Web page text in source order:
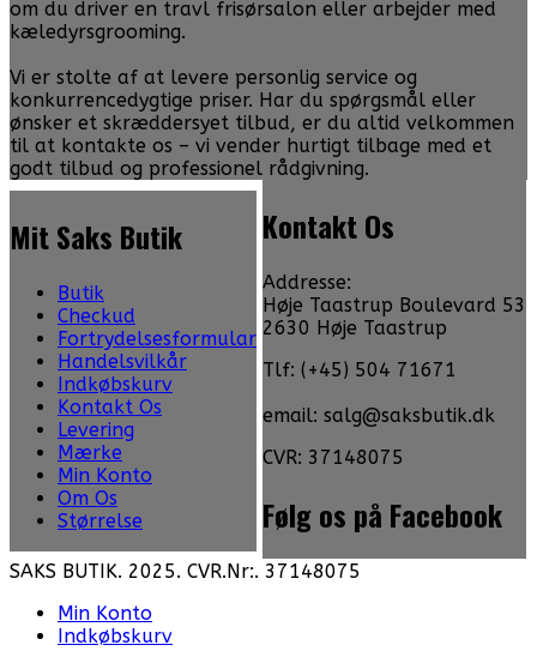
om du driver en travl frisørsalon eller arbejder med
kæledyrsgrooming.
Vi er stolte af at levere personlig service og
konkurrencedygtige priser. Har du spørgsmål eller
ønsker et skræddersyet tilbud, er du altid velkommen
til at kontakte os – vi vender hurtigt tilbage med et
godt tilbud og professionel rådgivning.
Mit Saks Butik
Butik
Checkud
Fortrydelsesformular
Handelsvilkår
Indkøbskurv
Kontakt Os
Levering
Mærke
Min Konto
Om Os
Størrelse
Kontakt Os
Addresse:
Høje Taastrup Boulevard 53
2630 Høje Taastrup
Tlf: (+45) 504 71671
email: salg@saksbutik.dk
CVR: 37148075
Følg os på Facebook
SAKS BUTIK. 2025. CVR.Nr:. 37148075
Min Konto
Indkøbskurv